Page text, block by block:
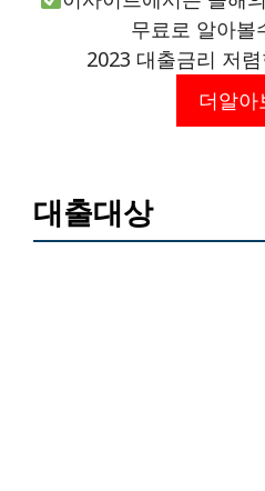
무료로 알아볼
2023 대출금리 저
더알아
대출대상